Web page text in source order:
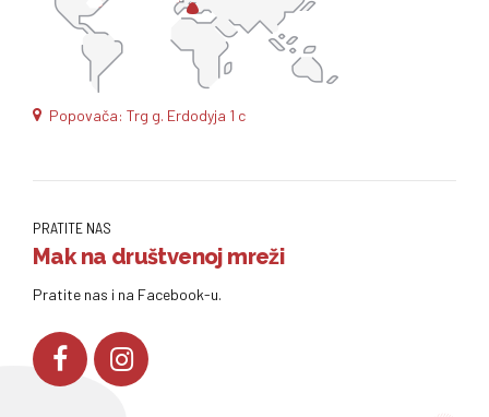
Popovača: Trg g. Erdodyja 1 c
PRATITE NAS
Mak na društvenoj mreži
Pratite nas i na Facebook-u.